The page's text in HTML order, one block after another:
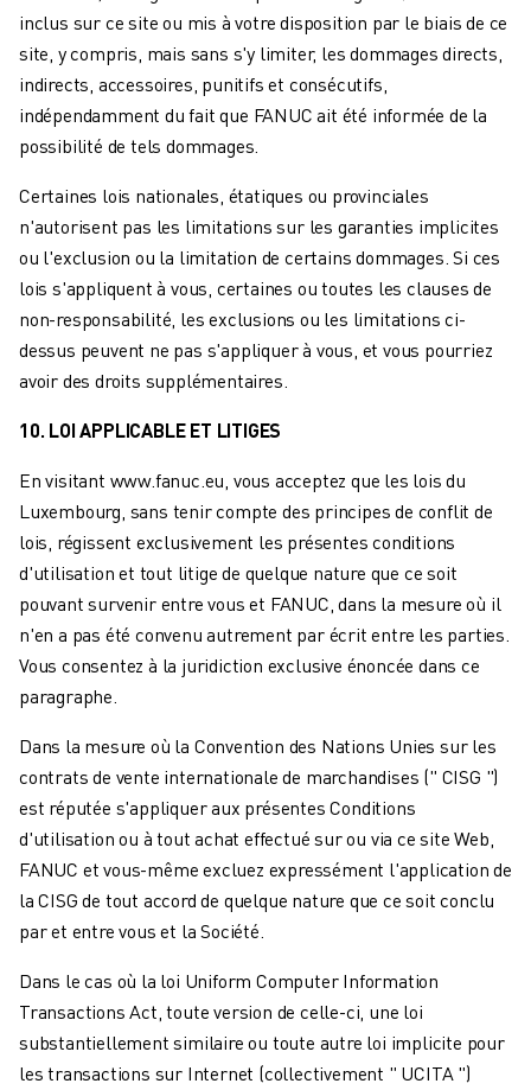
inclus sur ce site ou mis à votre disposition par le biais de ce
site, y compris, mais sans s'y limiter, les dommages directs,
indirects, accessoires, punitifs et consécutifs,
indépendamment du fait que FANUC ait été informée de la
possibilité de tels dommages.
Certaines lois nationales, étatiques ou provinciales
n'autorisent pas les limitations sur les garanties implicites
ou l'exclusion ou la limitation de certains dommages. Si ces
lois s'appliquent à vous, certaines ou toutes les clauses de
non-responsabilité, les exclusions ou les limitations ci-
dessus peuvent ne pas s'appliquer à vous, et vous pourriez
avoir des droits supplémentaires.
10. LOI APPLICABLE ET LITIGES
En visitant www.fanuc.eu, vous acceptez que les lois du
Luxembourg, sans tenir compte des principes de conflit de
lois, régissent exclusivement les présentes conditions
d'utilisation et tout litige de quelque nature que ce soit
pouvant survenir entre vous et FANUC, dans la mesure où il
n'en a pas été convenu autrement par écrit entre les parties.
Vous consentez à la juridiction exclusive énoncée dans ce
paragraphe.
Dans la mesure où la Convention des Nations Unies sur les
contrats de vente internationale de marchandises (" CISG ")
est réputée s'appliquer aux présentes Conditions
d'utilisation ou à tout achat effectué sur ou via ce site Web,
FANUC et vous-même excluez expressément l'application de
la CISG de tout accord de quelque nature que ce soit conclu
par et entre vous et la Société.
Dans le cas où la loi Uniform Computer Information
Transactions Act, toute version de celle-ci, une loi
substantiellement similaire ou toute autre loi implicite pour
les transactions sur Internet (collectivement " UCITA ")